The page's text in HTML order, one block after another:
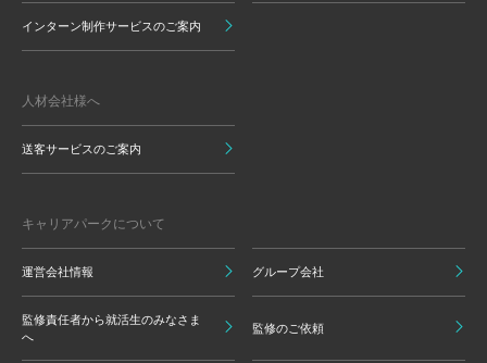
インターン制作サービスのご案内
人材会社様へ
送客サービスのご案内
キャリアパークについて
運営会社情報 グループ会社
監修責任者から就活生のみなさま
へ
監修のご依頼